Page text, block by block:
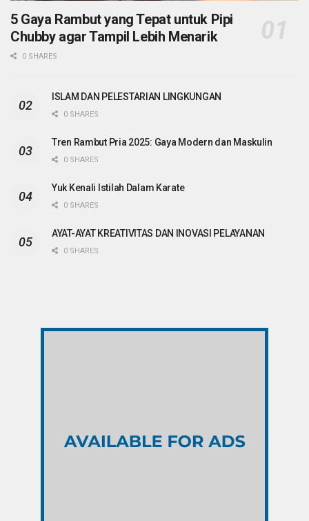
5 Gaya Rambut yang Tepat untuk Pipi
Chubby agar Tampil Lebih Menarik
0 SHARES
ISLAM DAN PELESTARIAN LINGKUNGAN
0 SHARES
Tren Rambut Pria 2025: Gaya Modern dan Maskulin
0 SHARES
Yuk Kenali Istilah Dalam Karate
0 SHARES
AYAT-AYAT KREATIVITAS DAN INOVASI PELAYANAN
0 SHARES